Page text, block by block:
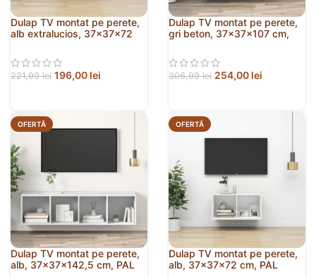
Dulap TV montat pe perete,
alb extralucios, 37x37x72
221,99lei 196,00 lei
Dulap TV montat pe perete,
gri beton, 37x37x107 cm,
306,99lei 254,00 lei
OFERTĂ
Dulap TV montat pe perete,
alb, 37x37x142,5 cm, PAL
OFERTĂ
Dulap TV montat pe perete,
alb, 37x37x72 cm, PAL